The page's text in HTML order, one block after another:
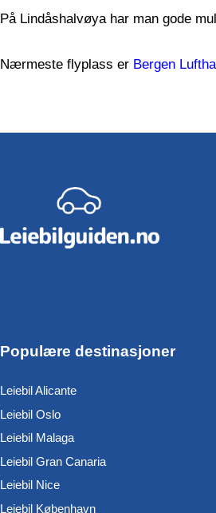
På Lindåshalvøya har man gode
Nærmeste flyplass er Bergen
Populære destinasjoner
Leiebil Alicante
Leiebil Oslo
Leiebil Malaga
Leiebil Gran Canaria
Leiebil Nice
Leiebil København